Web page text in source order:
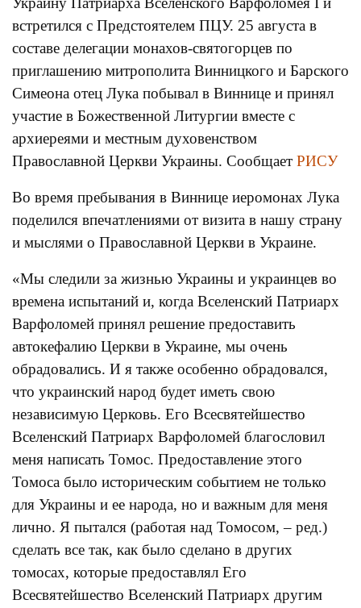
встретился с Предстоятелем ПЦУ. 25 августа в
составе делегации монахов-святогорцев по
приглашению митрополита Винницкого и Барского
Симеона отец Лука побывал в Виннице и принял
участие в Божественной Литургии вместе с
архиереями и местным духовенством
Православной Церкви Украины. Сообщает РИСУ
Во время пребывания в Виннице иеромонах Лука
поделился впечатлениями от визита в нашу страну
и мыслями о Православной Церкви в Украине.
«Мы следили за жизнью Украины и украинцев во
времена испытаний и, когда Вселенский Патриарх
Варфоломей принял решение предоставить
автокефалию Церкви в Украине, мы очень
обрадовались. И я также особенно обрадовался,
что украинский народ будет иметь свою
независимую Церковь. Его Всесвятейшество
Вселенский Патриарх Варфоломей благословил
меня написать Томос. Предоставление этого
Томоса было историческим событием не только
для Украины и ее народа, но и важным для меня
лично. Я пытался (работая над Томосом, – ред.)
сделать все так, как было сделано в других
томосах, которые предоставлял Его
Всесвятейшество Вселенский Патриарх другим